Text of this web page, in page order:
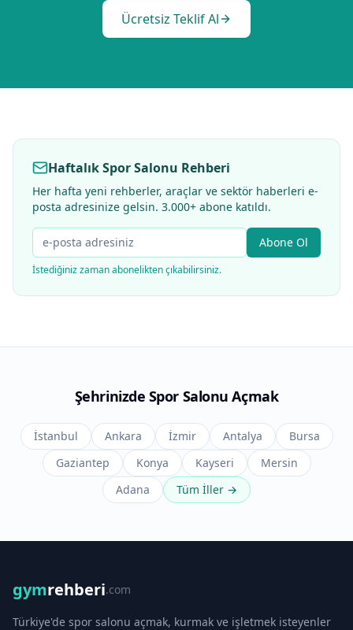
Ücretsiz Teklif Al
Haftalık Spor Salonu Rehberi
Her hafta yeni rehberler, araçlar ve sektör haberleri e-
posta adresinize gelsin. 3.000+ abone katıldı.
Abone Ol
İstediğiniz zaman abonelikten çıkabilirsiniz.
Şehrinizde Spor Salonu Açmak
İstanbul Ankara İzmir Antalya
Bursa
Gaziantep
Konya Kayseri
Mersin
Adana
Tüm İller →
gymrehberi.com
Türkiye'de spor salonu açmak, kurmak ve işletmek isteyenler